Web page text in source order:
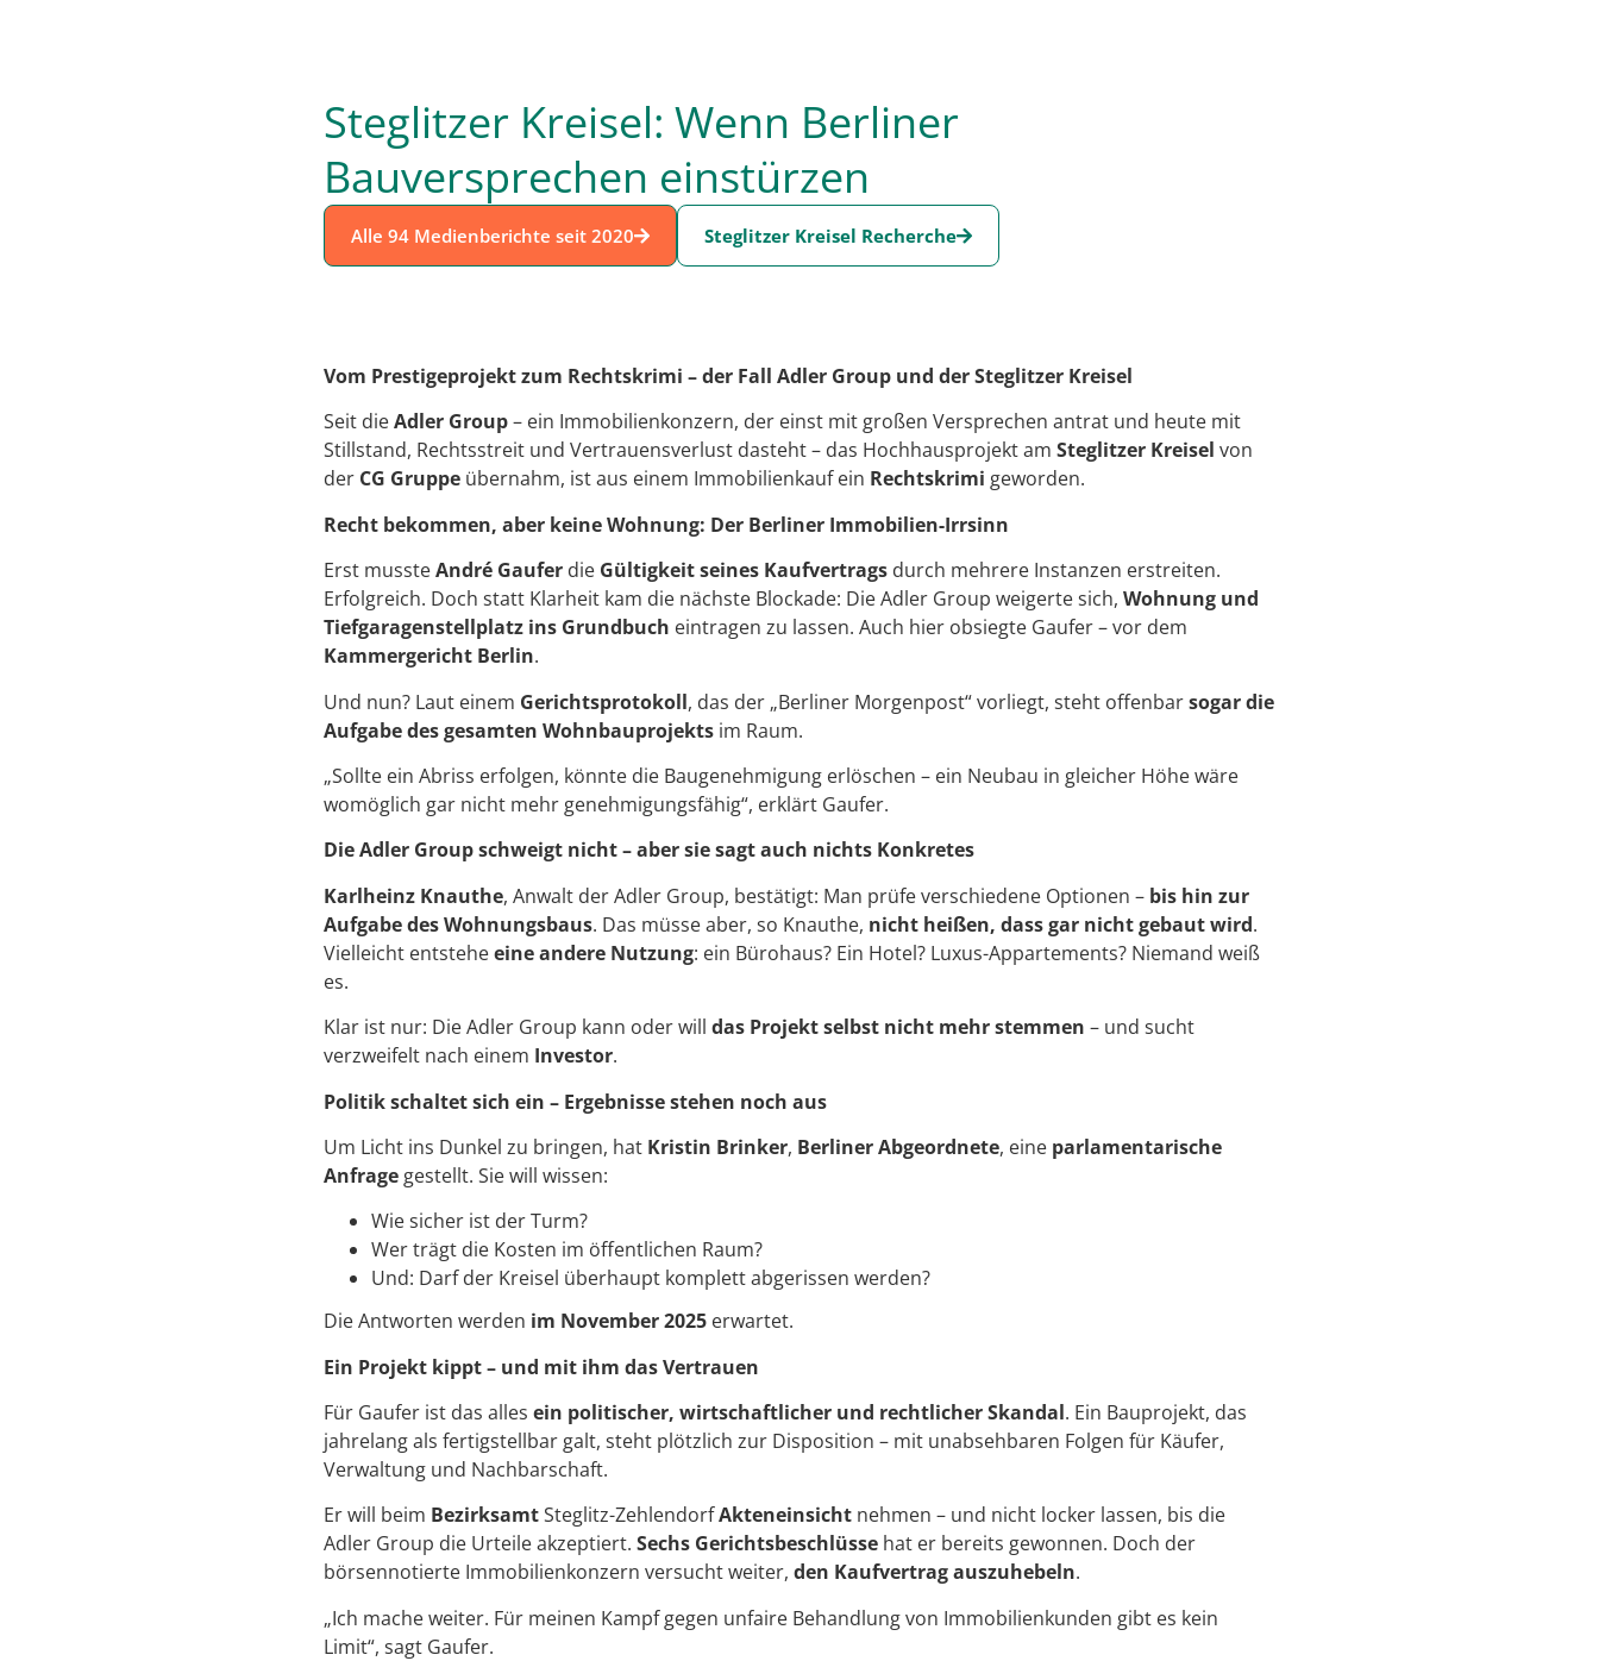
Steglitzer Kreisel: Wenn Berliner
Bauversprechen einstürzen
Alle 94 Medienberichte seit 2020 Steglitzer Kreisel Recherche
Vom Prestigeprojekt zum Rechtskrimi – der Fall Adler Group und der Steglitzer Kreisel
Seit dieAdler Group– ein Immobilienkonzern, der einst mit großen Versprechen antrat und heute mit
Stillstand, Rechtsstreit und Vertrauensverlust dasteht – das Hochhausprojekt am Steglitzer Kreisel von
der CG Gruppe übernahm, ist aus einem Immobilienkauf ein Rechtskrimi geworden.
Recht bekommen, aber keine Wohnung: Der Berliner Immobilien-Irrsinn
Erst mussteAndré Gaufer die Gültigkeit seines Kaufvertrags durch mehrere Instanzen erstreiten.
Erfolgreich. Doch statt Klarheit kam die nächste Blockade: Die Adler Group weigerte sich, Wohnung und
Tiefgaragenstellplatz ins Grundbuch eintragen zu lassen. Auch hier obsiegte Gaufer – vor dem
Kammergericht Berlin.
Und nun? Laut einem Gerichtsprotokoll, das der „Berliner Morgenpost“ vorliegt, steht offenbarsogar die
Aufgabe des gesamten Wohnbauprojekts im Raum.
„Sollte ein Abriss erfolgen, könnte die Baugenehmigung erlöschen – ein Neubau in gleicher Höhe wäre
womöglich gar nicht mehr genehmigungsfähig“, erklärt Gaufer.
Die Adler Group schweigt nicht – aber sie sagt auch nichts Konkretes
Karlheinz Knauthe, Anwalt der Adler Group, bestätigt: Man prüfe verschiedene Optionen – bis hin zur
Aufgabe des Wohnungsbaus. Das müsse aber, so Knauthe, nicht heißen, dass gar nicht gebaut wird.
Vielleicht entsteheeine andere Nutzung: ein Bürohaus? Ein Hotel? Luxus-Appartements? Niemand weiß
es.
Klar ist nur: Die Adler Group kann oder will das Projekt selbst nicht mehr stemmen – und sucht
verzweifelt nach einem Investor.
Politik schaltet sich ein – Ergebnisse stehen noch aus
Um Licht ins Dunkel zu bringen, hat Kristin Brinker, Berliner Abgeordnete, eine parlamentarische
Anfrage gestellt. Sie will wissen:
Wie sicher ist der Turm?
Wer trägt die Kosten im öffentlichen Raum?
Und: Darf der Kreisel überhaupt komplett abgerissen werden?
Die Antworten werden im November 2025 erwartet.
Ein Projekt kippt – und mit ihm das Vertrauen
Für Gaufer ist das alles ein politischer, wirtschaftlicher und rechtlicher Skandal. Ein Bauprojekt, das
jahrelang als fertigstellbar galt, steht plötzlich zur Disposition – mit unabsehbaren Folgen für Käufer,
Verwaltung und Nachbarschaft.
Er will beim BezirksamtSteglitz-ZehlendorfAkteneinsicht nehmen – und nicht locker lassen, bis die
Adler Group die Urteile akzeptiert. Sechs Gerichtsbeschlüsse hat er bereits gewonnen. Doch der
börsennotierte Immobilienkonzern versucht weiter, den Kaufvertrag auszuhebeln.
„Ich mache weiter. Für meinen Kampf gegen unfaire Behandlung von Immobilienkunden gibt es kein
Limit“, sagt Gaufer.